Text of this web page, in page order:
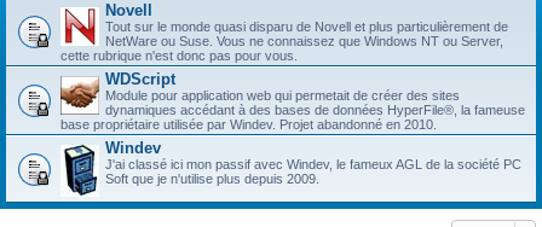
Novell
Tout sur le monde quasi disparu de Novell et plus particulièrement de
NetWare ou Suse. Vous ne connaissez que Windows NT ou Server,
cette rubrique n'est donc pas pour vous.
WDScript
Module pour application web qui permetait de créer des sites
dynamiques accédant à des bases de données HyperFile®, la fameuse
base propriétaire utilisée par Windev. Projet abandonné en 2010.
Windev
J'ai classé ici mon passif avec Windev, le fameux AGL de la société PC
Soft que je n'utilise plus depuis 2009.